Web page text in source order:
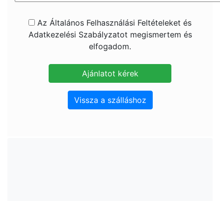
Az Általános Felhasználási Feltételeket és
Adatkezelési Szabályzatot megismertem és
elfogadom.
Vissza a szálláshoz